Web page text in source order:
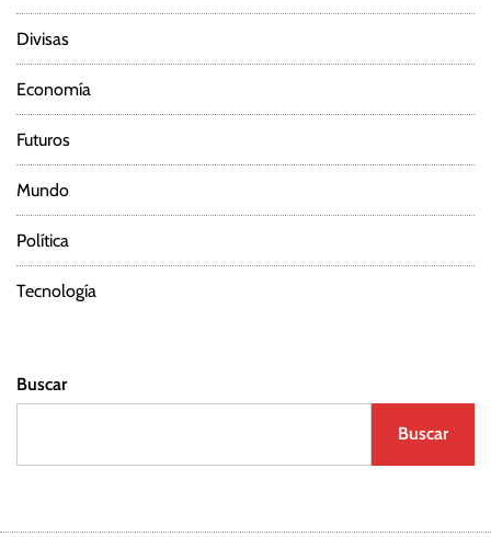
Divisas
Economía
Futuros
Mundo
Política
Tecnología
Buscar
Buscar